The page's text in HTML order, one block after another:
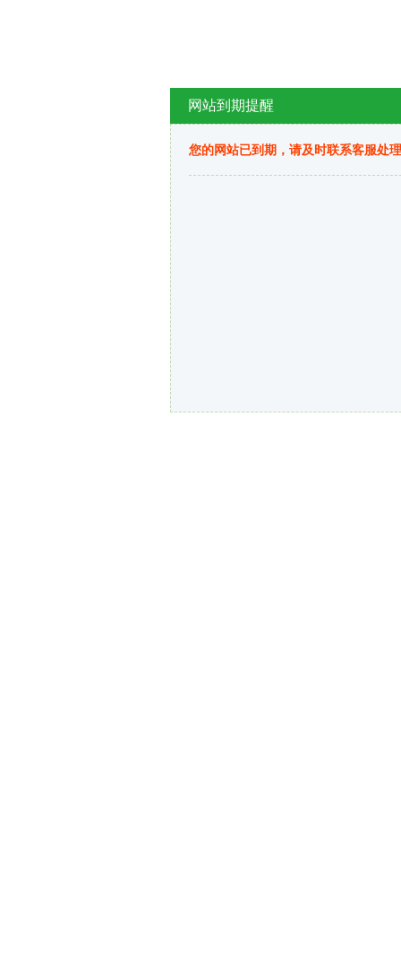
网站到期提醒
您的网站已到期，请及时联系客服处理